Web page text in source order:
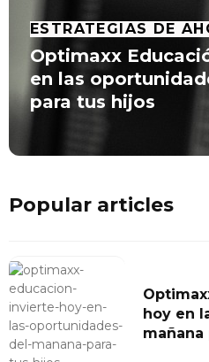
ESTRATEGIAS DE
Optimaxx
en las
para tus hijos
Popular articles
hoy en
mañana